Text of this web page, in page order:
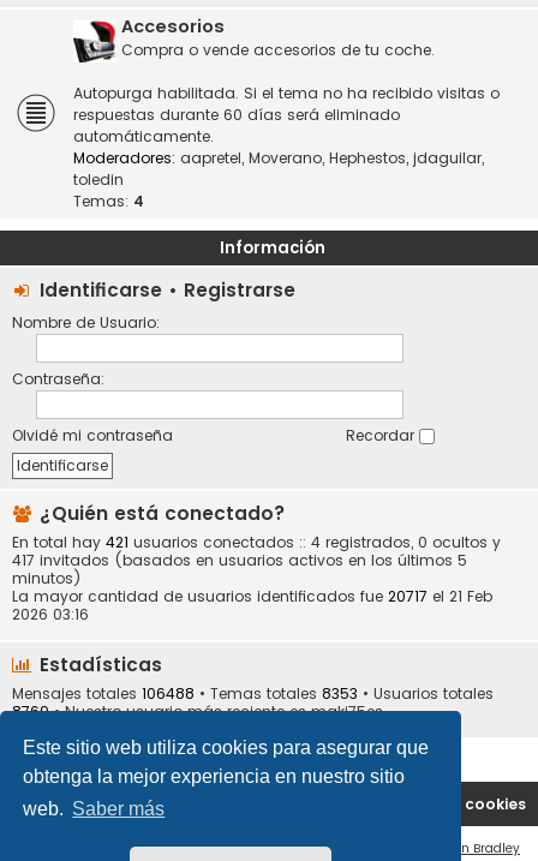
Este sitio web utiliza cookies para asegurar que
obtenga la mejor experiencia en nuestro sitio
web. Saber más
Accesorios
Compra o vende accesorios de tu coche.
Autopurga habilitada. Si el tema no ha recibido visitas o
respuestas durante 60 días será eliminado
automáticamente.
Moderadores: aapretel, Moverano, Hephestos, jdaguilar,
toledin
Temas: 4
Información
Identificarse • Registrarse
Nombre de Usuario:
Contraseña:
Olvidé mi contraseña Recordar
¿Quién está conectado?
En total hay 421 usuarios conectados :: 4 registrados, 0 ocultos y
417 invitados (basados en usuarios activos en los últimos 5
minutos)
La mayor cantidad de usuarios identificados fue 20717 el 21 Feb
2026 03:16
Estadísticas
Mensajes totales 106488 • Temas totales 8353 • Usuarios totales
8769• Nuestro usuario más reciente esmaki75es
Portal Índice general Borrar cookies
Ian Bradley